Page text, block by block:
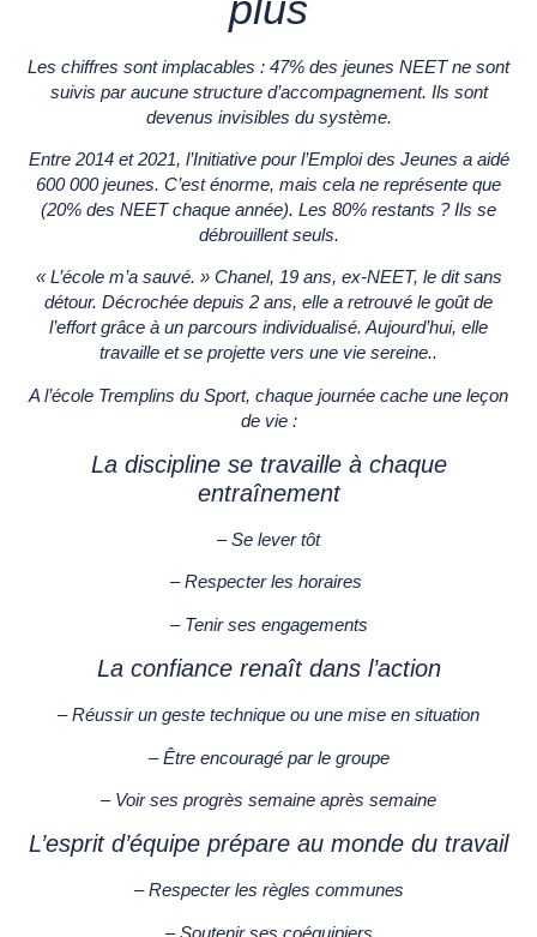
Les chiffres sont implacables : 47% des jeunes NEET ne sont
suivis par aucune structure d’accompagnement. Ils sont
devenus invisibles du système.
Entre 2014 et 2021, l’Initiative pour l’Emploi des Jeunes a aidé
600 000 jeunes. C’est énorme, mais cela ne représente que
(20% des NEET chaque année). Les 80% restants ? Ils se
débrouillent seuls.
« L’école m’a sauvé. » Chanel, 19 ans, ex-NEET, le dit sans
détour. Décrochée depuis 2 ans, elle a retrouvé le goût de
l’effort grâce à un parcours individualisé. Aujourd’hui, elle
travaille et se projette vers une vie sereine..
A l’école Tremplins du Sport, chaque journée cache une leçon
de vie :
La discipline se travaille à chaque
entraînement
– Se lever tôt
– Respecter les horaires
– Tenir ses engagements
La confiance renaît dans l’action
– Réussir un geste technique ou une mise en situation
– Être encouragé par le groupe
– Voir ses progrès semaine après semaine
L’esprit d’équipe prépare au monde du travail
– Respecter les règles communes
– Soutenir ses coéquipiers